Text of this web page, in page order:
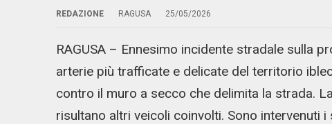
REDAZIONE RAGUSA 25/05/2026
RAGUSA – Ennesimo incidente stradale sulla
arterie più trafficate e delicate del territorio
contro il muro a secco che delimita la strada.
risultano altri veicoli coinvolti. Sono intervenuti